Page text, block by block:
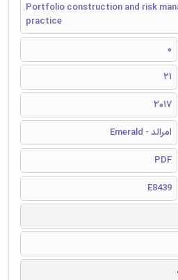
Portfolio construction and risk
practice
0
21
2017
امرالد - Emerald
PDF
E8439